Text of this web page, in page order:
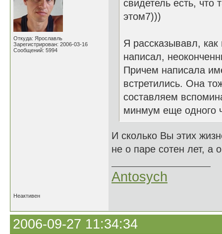
Откуда: Ярославль
Зарегистрирован: 2006-03-16
Сообщений: 5994
свидетель есть, что
этом7)))
Я рассказывавл,
написал,
Причем написала
встретились. Она
составляем
минмум еще одного
И сколько Вы этих
не о паре сотен лет, а
Antosych
Неактивен
2006-09-27 11:34:34